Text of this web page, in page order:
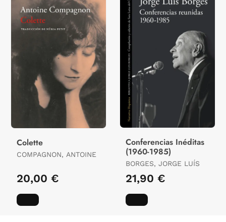
Colette
COMPAGNON, ANTOINE
20,00 €
Conferencias Inéditas
(1960-1985)
BORGES, JORGE LUÍS
21,90 €